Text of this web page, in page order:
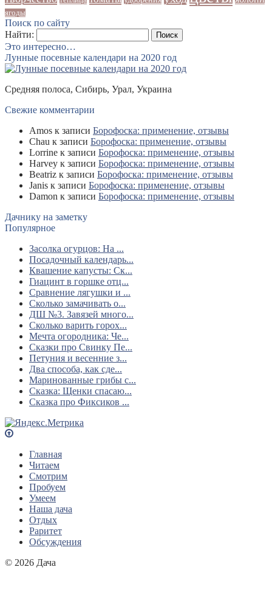
ягоды
Поиск по сайту
Найти:
Это интересно…
Лунные посевные календари на 2020 год
Средняя полоса, Сибирь, Урал, Украина
Свежие комментарии
Amos к записи Борофоска: применение, отзывы
Chau к записи Борофоска: применение, отзывы
Lorrine к записи Борофоска: применение, отзывы
Harvey к записи Борофоска: применение, отзывы
Beatriz к записи Борофоска: применение, отзывы
Janis к записи Борофоска: применение, отзывы
Damon к записи Борофоска: применение, отзывы
Дачнику на заметку
Популярное
Засолка огурцов: На ...
Посадочный календарь...
Квашение капусты: Ск...
Гиацинт в горшке отц...
Сравнение лягушки и ...
Сколько замачивать о...
ДШ №3. Завязей много...
Сколько варить горох...
Мечта огородника: Че...
Сказки про Свинку Пе...
Петуния и весенние з...
Два способа, как сде...
Маринованные грибы с...
Сказка: Щенки спасаю...
Сказка про Фиксиков ...
Главная
Читаем
Смотрим
Пробуем
Умеем
Наша дача
Отдых
Раритет
Обсуждения
© 2026 Дача